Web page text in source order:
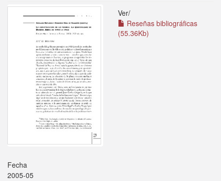
Ver/
Reseñas bibliográficas
(55.36Kb)
Fecha
2005-05